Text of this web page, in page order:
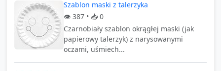
Szablon maski z talerzyka
👁️ 387 • 📥 0
Czarnobiały szablon okrągłej maski (jak
papierowy talerzyk) z narysowanymi
oczami, uśmiech...